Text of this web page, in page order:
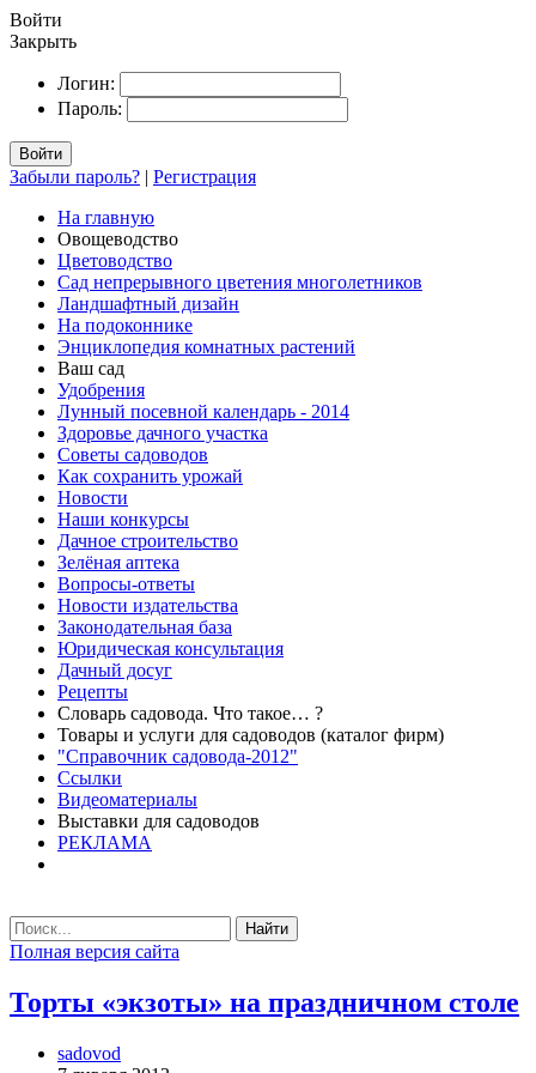
Войти
Закрыть
Логин:
Пароль:
Войти
Забыли пароль? | Регистрация
На главную
Овощеводство
Цветоводство
Сад непрерывного цветения многолетников
Ландшафтный дизайн
На подоконнике
Энциклопедия комнатных растений
Ваш сад
Удобрения
Лунный посевной календарь - 2014
Здоровье дачного участка
Советы садоводов
Как сохранить урожай
Новости
Наши конкурсы
Дачное строительство
Зелёная аптека
Вопросы-ответы
Новости издательства
Законодательная база
Юридическая консультация
Дачный досуг
Рецепты
Словарь садовода. Что такое… ?
Товары и услуги для садоводов (каталог фирм)
"Справочник садовода-2012"
Ссылки
Видеоматериалы
Выставки для садоводов
РЕКЛАМА
Найти
Полная версия сайта
Торты «экзоты» на праздничном столе
sadovod